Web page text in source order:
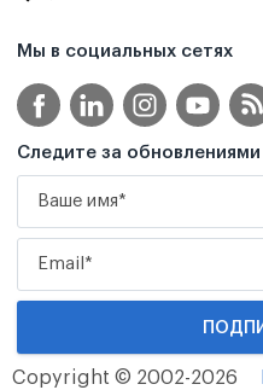
Мы в социальных сетях
Следите за обновлениями
Copyright © 2002-2026